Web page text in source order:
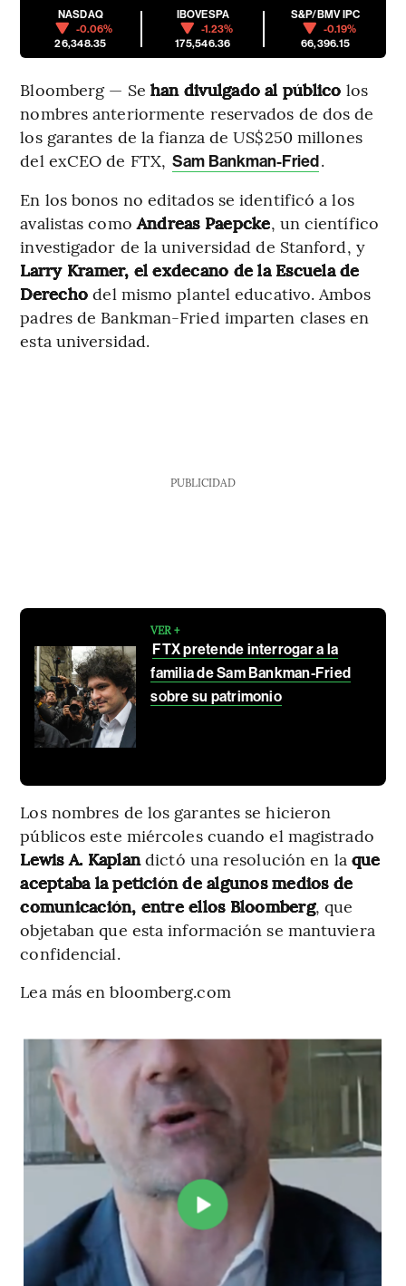
NASDAQ
-0.06%
26,348.35
IBOVESPA
-1.23%
175,546.36
S&P/BMV IPC
-0.19%
66,396.15
Bloomberg — Se han divulgado al público los
nombres anteriormente reservados de dos de
los garantes de la fianza de US$250 millones
del exCEO de FTX, Sam Bankman-Fried.
En los bonos no editados se identificó a los
avalistas comoAndreas Paepcke, un científico
investigador de la universidad de Stanford, y
Larry Kramer, el exdecano de la Escuela de
Derechodel mismo plantel educativo. Ambos
padres de Bankman-Fried imparten clases en
esta universidad.
PUBLICIDAD
VER +
FTX pretende interrogar a la
familia de Sam Bankman-Fried
sobre su patrimonio
Los nombres de los garantes se hicieron
públicos este miércoles cuando el magistrado
Lewis A. Kaplandictó una resolución en la que
aceptaba la petición de algunos medios de
comunicación, entre ellos Bloomberg, que
objetaban que esta información se mantuviera
confidencial.
Lea más en bloomberg.com